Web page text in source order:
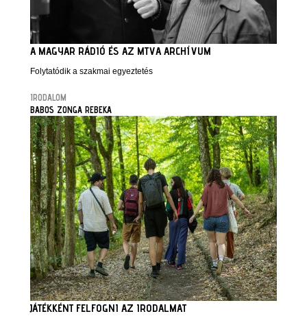
A MAGYAR RÁDIÓ ÉS AZ MTVA ARCHÍVUM
Folytatódik a szakmai egyeztetés
IRODALOM
BABOS ZONGA REBEKA
JÁTÉKKÉNT FELFOGNI AZ IRODALMAT